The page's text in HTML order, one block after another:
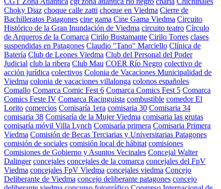
Choky Diaz choque calle zatti choque en Viedma Cierre de
Bachilleratos Patagones cine gama Cine Gama Viedma Circuito
Histórico de la Gran Inundación de Viedma circuito teatro Círculo
de Arqueros de la Comarca Cirilo Bustamante Cirilo Torres clases
suspendidas en Patagones Claudio "Tano" Marciello Clínica de
Batería Club de Leones Viedma Club del Personal del Poder
Judicial club la ribera Club Mau COER Río Negro colectivo de
acción jurídica colectivos Colonia de Vacaciones Municipalidad de
Viedma colonia de vacaciones villalonga colonos españoles
Comallo Comarca Comic Fest 6 Comarca Comics Fest 5 Comarca
Comics Feste IV Comarca Racinguista combustible comedor El
Lorito comercios Comisaría 1era comisaria 30 Comisaria 34
comisaria 38 Comisaría de la Mujer Viedma comisaria las grutas
comisaría móvil Villa Lynch Comisaría primera Comisaria Primera
Viedma Comisión de Becas Terciarias y Universitarias Patagones
comisión de sociales comisión local de hábitat comisiones
Comisiones de Gobierno y Asuntos Vecinales Concejal Walter
Dalinger concejales concejales de la comarca concejales del FpV
Viedma concejales FpV Viedma concejales viedma Concejo
Deliberante de Viedma concejo deliberante patagones concejo